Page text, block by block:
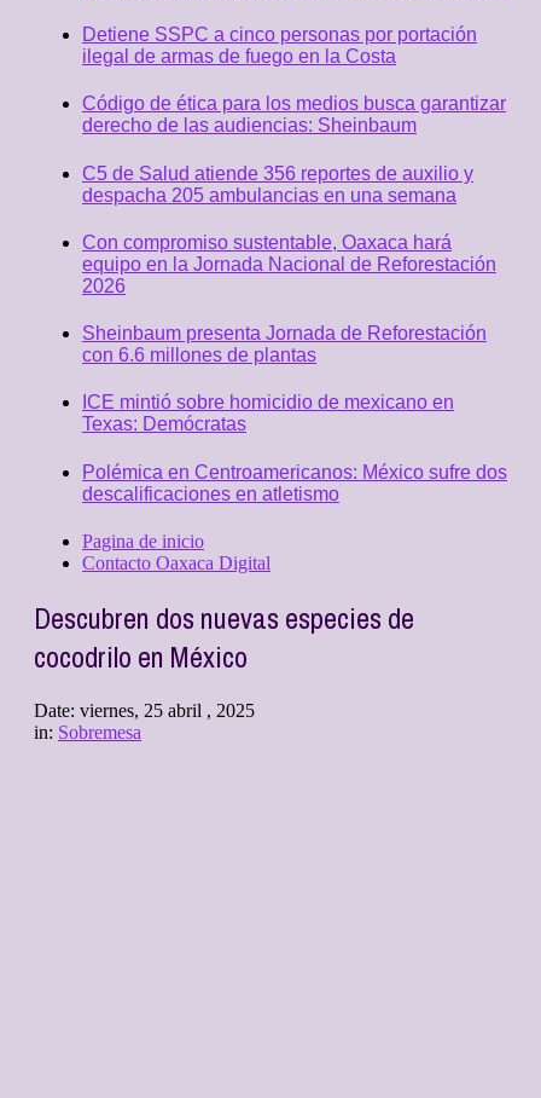
Detiene SSPC a cinco personas por portación
ilegal de armas de fuego en la Costa
Código de ética para los medios busca garantizar
derecho de las audiencias: Sheinbaum
C5 de Salud atiende 356 reportes de auxilio y
despacha 205 ambulancias en una semana
Con compromiso sustentable, Oaxaca hará
equipo en la Jornada Nacional de Reforestación
2026
Sheinbaum presenta Jornada de Reforestación
con 6.6 millones de plantas
ICE mintió sobre homicidio de mexicano en
Texas: Demócratas
Polémica en Centroamericanos: México sufre dos
descalificaciones en atletismo
Pagina de inicio
Contacto Oaxaca Digital
Descubren dos nuevas especies de
cocodrilo en México
Date: viernes, 25 abril , 2025
in: Sobremesa